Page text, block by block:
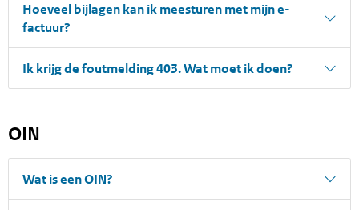
Hoeveel bijlagen kan ik meesturen met mijn e-
factuur?
Ik krijg de foutmelding 403. Wat moet ik doen?
OIN
Wat is een OIN?